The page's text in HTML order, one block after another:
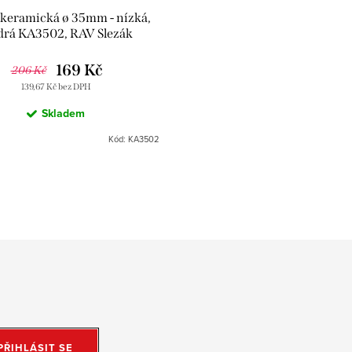
ø 35mm - nízká,
KA3502, RAV Slezák
206 Kč
139,67 Kč bez DPH
169 Kč
Skladem
Kód: KA3502
SE